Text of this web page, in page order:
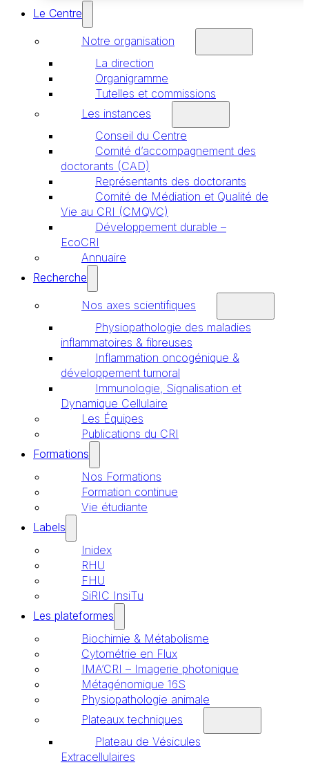
Le Centre
Notre organisation
La direction
Organigramme
Tutelles et commissions
Les instances
Conseil du Centre
Comité d’accompagnement des
doctorants (CAD)
Représentants des doctorants
Comité de Médiation et Qualité de
Vie au CRI (CMQVC)
Développement durable –
EcoCRI
Annuaire
Recherche
Nos axes scientifiques
Physiopathologie des maladies
inflammatoires & fibreuses
Inflammation oncogénique &
développement tumoral
Immunologie, Signalisation et
Dynamique Cellulaire
Les Équipes
Publications du CRI
Formations
Nos Formations
Formation continue
Vie étudiante
Labels
Inidex
RHU
FHU
SiRIC InsiTu
Les plateformes
Biochimie & Métabolisme
Cytométrie en Flux
IMA’CRI – Imagerie photonique
Métagénomique 16S
Physiopathologie animale
Plateaux techniques
Plateau de Vésicules
Extracellulaires